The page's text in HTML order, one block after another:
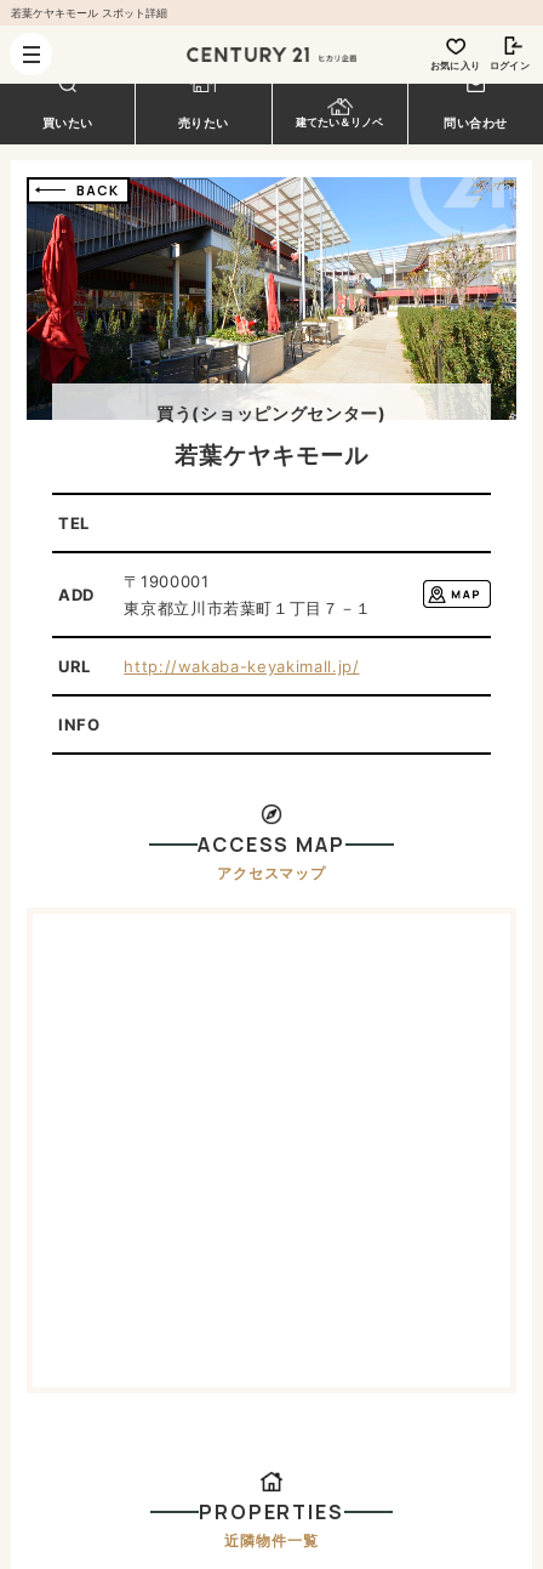
若葉ケヤキモール スポット詳細
お気に入り ログイン
買いたい 売りたい 建てたい＆リノベ 問い合わせ
BACK
買う (ショッピングセンター)
若葉ケヤキモール
TEL
ADD
〒1900001
東京都立川市若葉町１丁目７－１
URL http://wakaba-keyakimall.jp/
INFO
ACCESS MAP
アクセスマップ
PROPERTIES
近隣物件一覧